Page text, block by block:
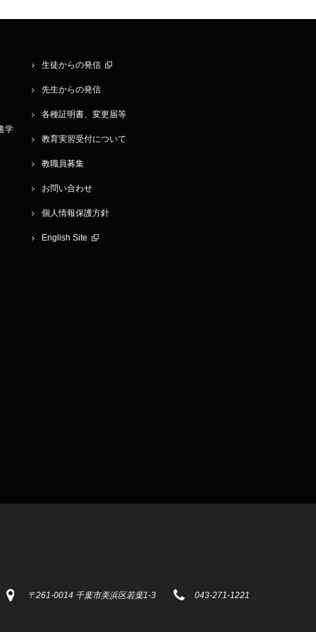
学
生徒からの発信
先生からの発信
各種証明書、変更届等
教育実習受付について
教職員募集
お問い合わせ
個人情報保護方針
English Site
〒261-0014 千葉市美浜区若葉1-3 043-271-1221